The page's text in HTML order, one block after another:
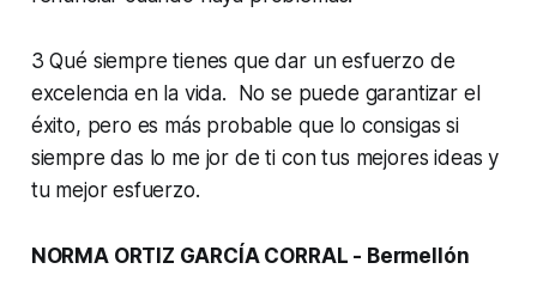
3 Qué siempre tienes que dar un esfuerzo de
excelencia en la vida. No se puede garantizar el
éxito, pero es más probable que lo consigas si
siempre das lo me jor de ti con tus mejores ideas y
tu mejor esfuerzo.
NORMA ORTIZ GARCÍA CORRAL - Bermellón